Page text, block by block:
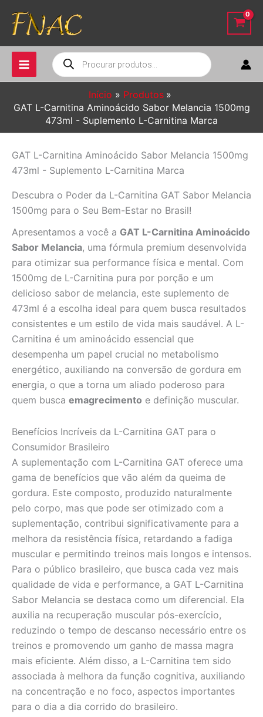
para
conteúdo
Pesquisar
produtos
Início
Produtos
GAT L-Carnitina Aminoácido Sabor Melancia 1500mg
473ml - Suplemento L-Carnitina Marca
GAT L-Carnitina Aminoácido Sabor Melancia 1500mg
473ml - Suplemento L-Carnitina Marca
Descubra o Poder da L-Carnitina GAT Sabor Melancia
1500mg para o Seu Bem-Estar no Brasil!
Apresentamos a você a GAT L-Carnitina Aminoácido
Sabor Melancia, uma fórmula premium desenvolvida
para otimizar sua performance física e mental. Com
1500mg de L-Carnitina pura por porção e um
delicioso sabor de melancia, este suplemento de
473ml é a escolha ideal para quem busca resultados
consistentes e um estilo de vida mais saudável. A L-
Carnitina é um aminoácido essencial que
desempenha um papel crucial no metabolismo
energético, auxiliando na conversão de gordura em
energia, o que a torna um aliado poderoso para
quem busca emagrecimento e definição muscular.
Benefícios Incríveis da L-Carnitina GAT para o
Consumidor Brasileiro
A suplementação com L-Carnitina GAT oferece uma
gama de benefícios que vão além da queima de
gordura. Este composto, produzido naturalmente
pelo corpo, mas que pode ser otimizado com a
suplementação, contribui significativamente para a
melhora da resistência física, retardando a fadiga
muscular e permitindo treinos mais longos e intensos.
Para o público brasileiro, que busca cada vez mais
qualidade de vida e performance, a GAT L-Carnitina
Sabor Melancia se destaca como um diferencial. Ela
auxilia na recuperação muscular pós-exercício,
reduzindo o tempo de descanso necessário entre os
treinos e promovendo um ganho de massa magra
mais eficiente. Além disso, a L-Carnitina tem sido
associada à melhora da função cognitiva, auxiliando
na concentração e no foco, aspectos importantes
para o dia a dia corrido do brasileiro.